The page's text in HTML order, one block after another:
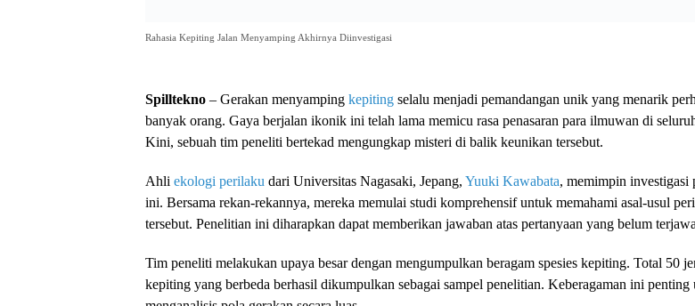
Rahasia Kepiting Jalan Menyamping Akhirnya Diinvestigasi
Spilltekno – Gerakan menyamping kepiting selalu menjadi pemandangan unik yang menarik
banyak orang. Gaya berjalan ikonik ini telah lama memicu rasa penasaran para ilmuwan di
Kini, sebuah tim peneliti bertekad mengungkap misteri di balik keunikan tersebut.
Ahli ekologi perilaku dari Universitas Nagasaki, Jepang, Yuuki Kawabata, memimpin investigasi
ini. Bersama rekan-rekannya, mereka memulai studi komprehensif untuk memahami asal-usul
tersebut. Penelitian ini diharapkan dapat memberikan jawaban atas pertanyaan yang belum
Tim peneliti melakukan upaya besar dengan mengumpulkan beragam spesies kepiting. Total 50
kepiting yang berbeda berhasil dikumpulkan sebagai sampel penelitian. Keberagaman ini penting